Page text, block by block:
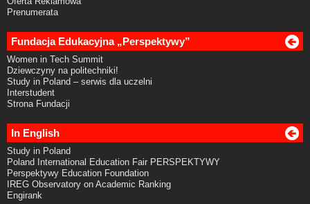
Prenumerata
Fundacja Edukacyjna „Perspektywy”
Women in Tech Summit
Dziewczyny na politechniki!
Study in Poland – serwis dla uczelni
Interstudent
Strona Fundacji
In English
Study in Poland
Poland International Education Fair PERSPEKTYWY
Perspektywy Education Foundation
IREG Observatory on Academic Ranking
Engirank